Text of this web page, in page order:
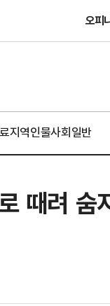
오피
지역인물사회일반
때려